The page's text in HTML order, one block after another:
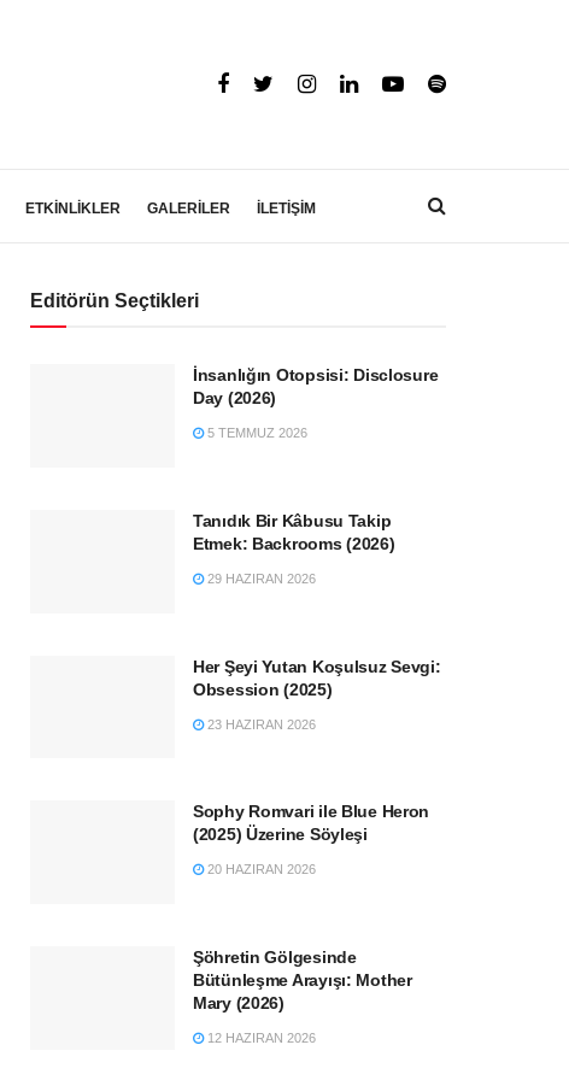
ETKİNLİKLER GALERİLER İLETİŞİM
Editörün Seçtikleri
İnsanlığın Otopsisi: Disclosure
Day (2026)
5 TEMMUZ 2026
Tanıdık Bir Kâbusu Takip
Etmek: Backrooms (2026)
29 HAZIRAN 2026
Her Şeyi Yutan Koşulsuz Sevgi:
Obsession (2025)
23 HAZIRAN 2026
Sophy Romvari ile Blue Heron
(2025) Üzerine Söyleşi
20 HAZIRAN 2026
Şöhretin Gölgesinde
Bütünleşme Arayışı: Mother
Mary (2026)
12 HAZIRAN 2026